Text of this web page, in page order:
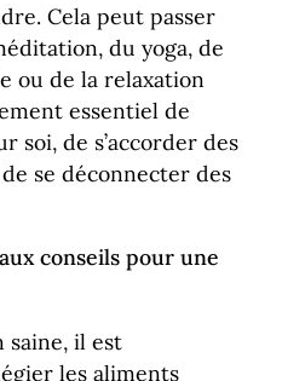
Cela peut passer
du yoga, de
ou de la relaxation
essentiel de
soi, de s’accorder des
se déconnecter des
conseils pour une
saine, il est
les aliments